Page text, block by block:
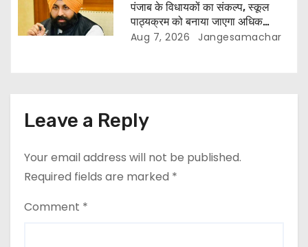
पंजाब के विधायकों का संकल्प, स्कूल
पाठ्यक्रम को बनाया जाएगा अधिक
प्रासंगिक और आधुनिक
Aug 7, 2026 Jangesamachar
Leave a Reply
Your email address will not be published.
Required fields are marked *
Comment *